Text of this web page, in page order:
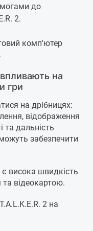
до
2.
комп'ютер
на
гри
на дрібницях:
відображення
та дальність
забезпечити
висока швидкість
відеокартою.
2 на